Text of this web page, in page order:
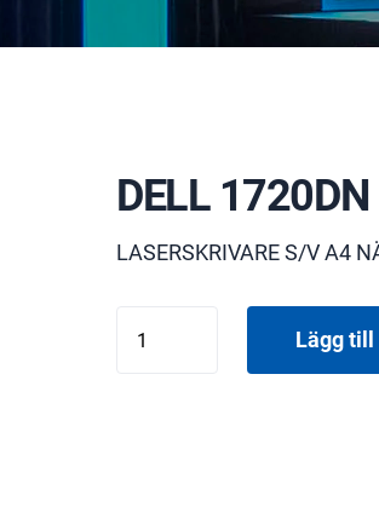
DELL 1720DN
LASERSKRIVARE S/V A4
1720DN
Lägg